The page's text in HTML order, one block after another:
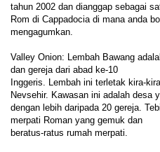
tahun 2002 dan dianggap sebagai
Rom di Cappadocia di mana anda
mengagumkan.
Valley Onion: Lembah Bawang
dan gereja dari abad ke-10
Inggeris. Lembah ini terletak kira-
Nevsehir. Kawasan ini adalah desa
dengan lebih daripada 20 gereja.
merpati Roman yang gemuk dan
beratus-ratus rumah merpati.